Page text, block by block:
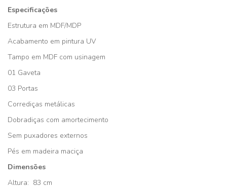
Especificações
Estrutura em MDF/MDP
Acabamento em pintura UV
Tampo em MDF com usinagem
01 Gaveta
03 Portas
Corrediças metálicas
Dobradiças com amortecimento
Sem puxadores externos
Pés em madeira maciça
Dimensões
Altura: 83 cm